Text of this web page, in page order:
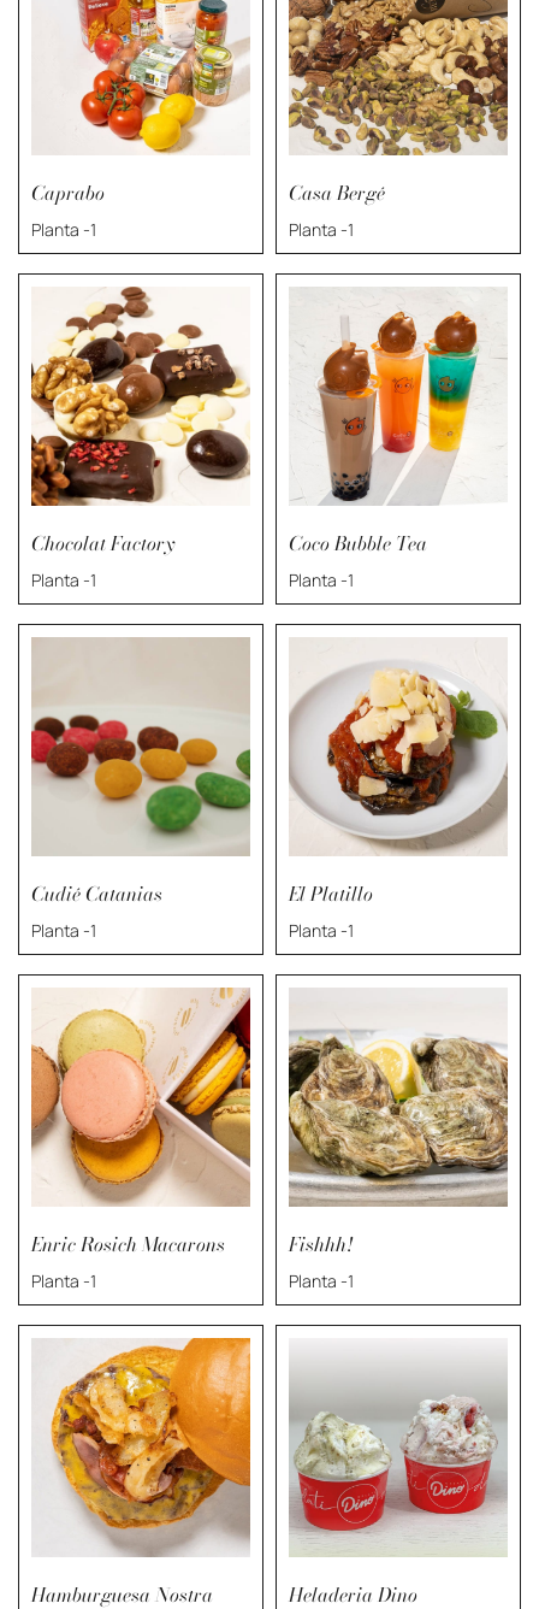
Caprabo
Planta -1
Casa Bergé
Planta -1
Chocolat Factory
Planta -1
Coco Bubble Tea
Planta -1
Cudié Catanias
Planta -1
El Platillo
Planta -1
Enric Rosich Macarons
Planta -1
Fishhh!
Planta -1
Hamburguesa Nostra Heladeria Dino